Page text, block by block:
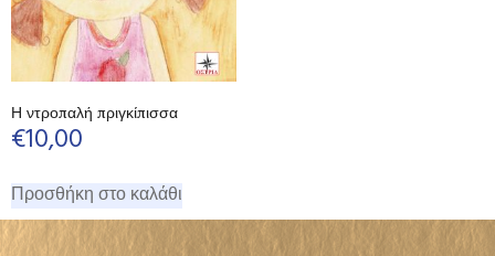
Η ντροπαλή πριγκίπισσα
€10,00
Προσθήκη στο καλάθι